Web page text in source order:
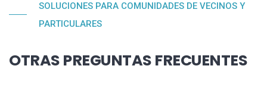
SOLUCIONES PARA COMUNIDADES DE VECINOS Y
PARTICULARES
OTRAS PREGUNTAS FRECUENTES